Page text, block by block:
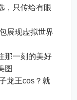
，只传给有眼
展现虚拟世界
那一刻的美好
图
龙王cos？就